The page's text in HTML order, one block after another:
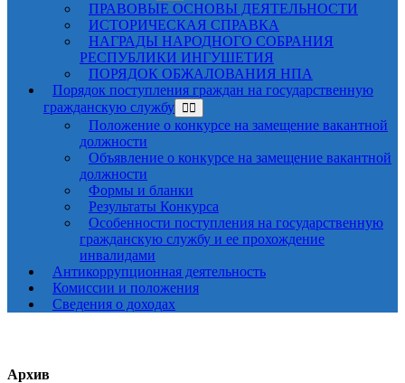
ПРАВОВЫЕ ОСНОВЫ ДЕЯТЕЛЬНОСТИ
ИСТОРИЧЕСКАЯ СПРАВКА
НАГРАДЫ НАРОДНОГО СОБРАНИЯ
РЕСПУБЛИКИ ИНГУШЕТИЯ
ПОРЯДОК ОБЖАЛОВАНИЯ НПА
Порядок поступления граждан на государственную
гражданскую службу
Положение о конкурсе на замещение вакантной
должности
Объявление о конкурсе на замещение вакантной
должности
Формы и бланки
Результаты Конкурса
Особенности поступления на государственную
гражданскую службу и ее прохождение
инвалидами
Антикоррупционная деятельность
Комиссии и положения
Сведения о доходах
Архив